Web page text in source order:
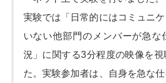
実験では「日常的にはコミュニ
いない他部門のメンバーが急な
況」に関する3分程度の映像を
た。実験参加者は、自身を急な